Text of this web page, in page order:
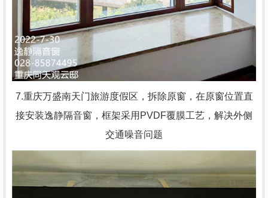
7.重庆万盛南天门旅游度假区，拆除原窗，在原窗位置直
接安装逸静隔音窗，框架采用PVDF覆膜工艺，解决外侧
交通噪音问题